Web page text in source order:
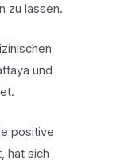
zu lassen.
und
positive
hat sich